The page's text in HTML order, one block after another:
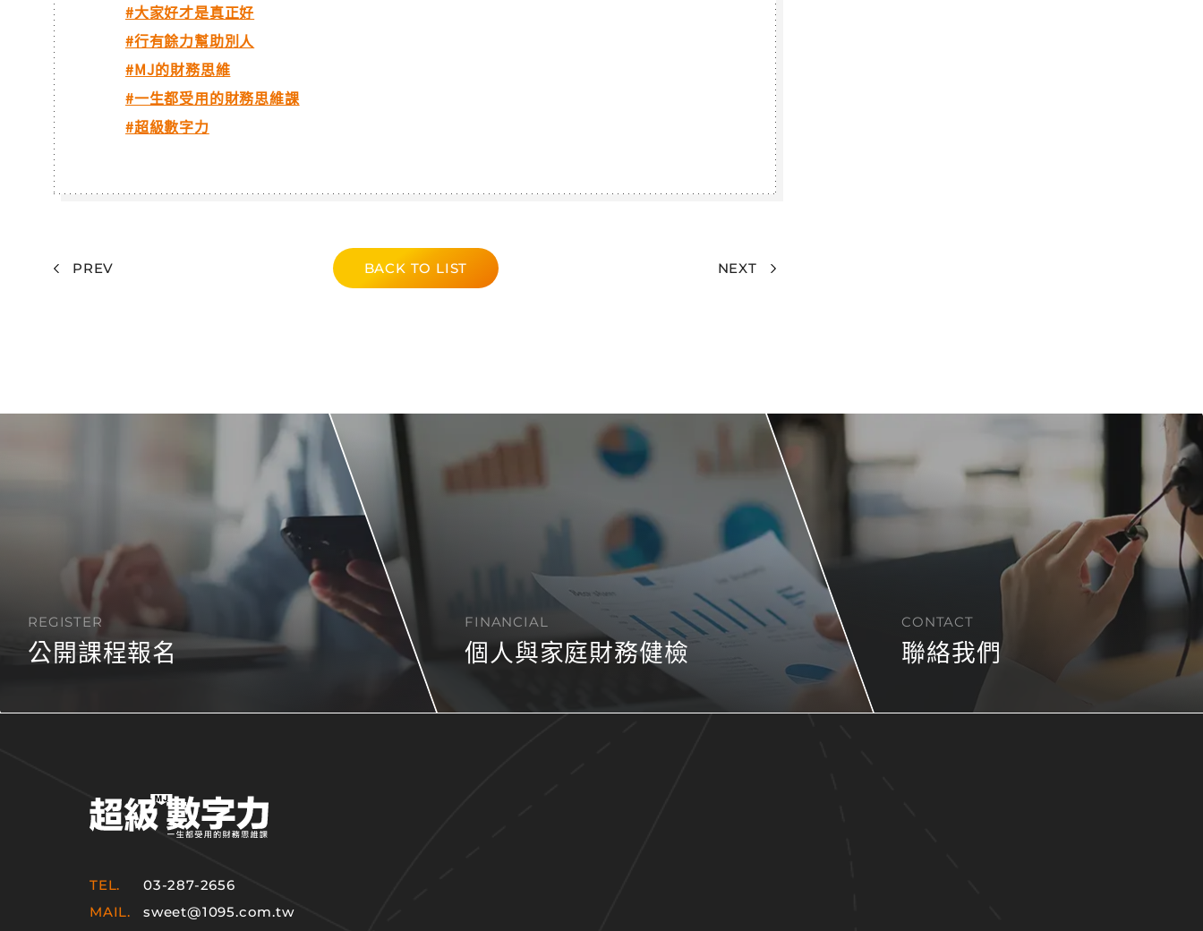
#大家好才是真正好
#行有餘力幫助別人
#MJ的財務思維
#一生都受用的財務思維課
#超級數字力
PREV BACK TO LIST NEXT
REGISTER
公開課程報名
FINANCIAL
個人與家庭財務健檢
CONTACT
聯絡我們
TEL.
03-287-2656
MAIL.
sweet@1095.com.tw